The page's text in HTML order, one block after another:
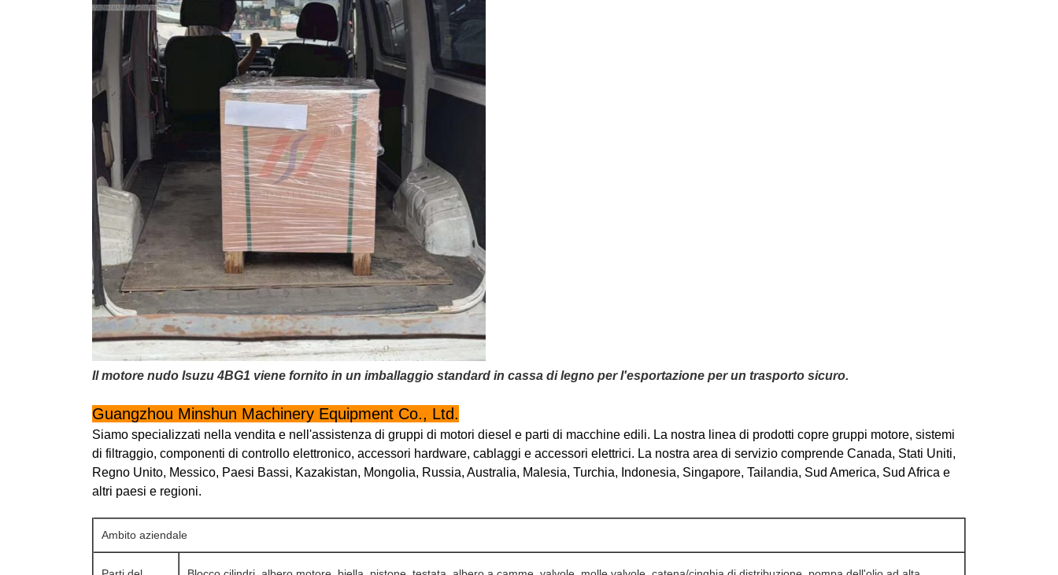
Il motore nudo Isuzu 4BG1 viene fornito in un imballaggio standard in cassa di legno per l'esportazione per un trasporto sicuro.
Guangzhou Minshun Machinery Equipment Co., Ltd.
Siamo specializzati nella vendita e nell'assistenza di gruppi di motori diesel e parti di macchine edili. La nostra linea di prodotti copre gruppi motore, sistemi
di filtraggio, componenti di controllo elettronico, accessori hardware, cablaggi e accessori elettrici. La nostra area di servizio comprende Canada, Stati Uniti,
Regno Unito, Messico, Paesi Bassi, Kazakistan, Mongolia, Russia, Australia, Malesia, Turchia, Indonesia, Singapore, Tailandia, Sud America, Sud Africa e
altri paesi e regioni.
Ambito aziendale